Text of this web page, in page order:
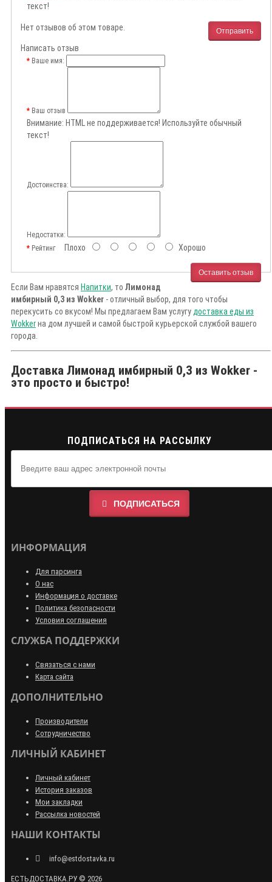
текст!
Отправить
Нет отзывов об этом товаре.
Написать отзыв
Ваше имя:
Ваш отзыв
Внимание: HTML не поддерживается! Используйте обычный
текст!
Достоинства:
Недостатки:
РейтингПлохо Хорошо
Оставить отзыв
Если Вам нравятся Напитки, то Лимонад
имбирный 0,3 из Wokker - отличный выбор, для того чтобы
перекусить со вкусом! Мы предлагаем Вам услугу доставка еды из
Wokkerна дом лучшей и самой быстрой курьерской службой вашего
города.
Доставка Лимонад имбирный 0,3 из Wokker -
это просто и быстро!
ПОДПИСАТЬСЯ НА РАССЫЛКУ
ПОДПИСАТЬСЯ
ИНФОРМАЦИЯ
Для парсинга
О нас
Информация о доставке
Политика безопасности
Условия соглашения
СЛУЖБА ПОДДЕРЖКИ
Связаться с нами
Карта сайта
ДОПОЛНИТЕЛЬНО
Производители
Сотрудничество
ЛИЧНЫЙ КАБИНЕТ
Личный кабинет
История заказов
Мои закладки
Рассылка новостей
НАШИ КОНТАКТЫ
info@estdostavka.ru
ЕСТЬДОСТАВКА.РУ © 2026